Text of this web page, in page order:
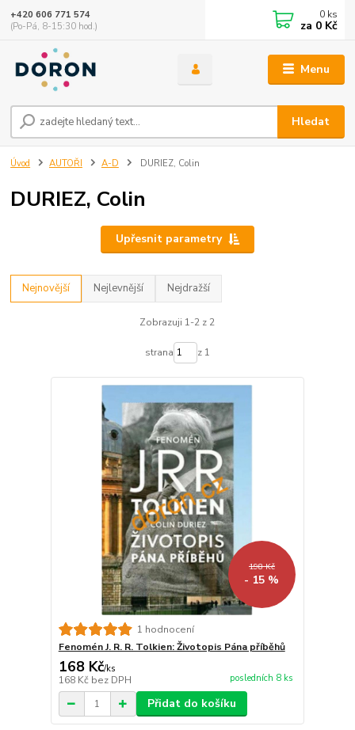
Menu
Hledat
+420 606 771 574
(Po-Pá, 8-15:30 hod.)
0 ks
za 0 Kč
Úvod AUTOŘI A-D DURIEZ, Colin
DURIEZ, Colin
Upřesnit parametry
Nejnovější Nejlevnější Nejdražší
Zobrazuji 1-2 z 2
strana z 1
198 Kč
- 15 %
1 hodnocení
Fenomén J. R. R. Tolkien: Životopis Pána příběhů
168 Kč/ks
168 Kč bez DPH posledních 8 ks
Přidat do košíku